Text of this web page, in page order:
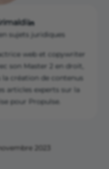
sujets juridiques
web et copywriter
son Master 2 en droit,
la création de contenus
articles experts sur la
pour Propulse.
2023